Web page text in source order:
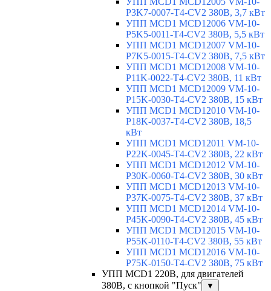
P3K7-0007-T4-CV2 380В, 3,7 кВт
УПП MCD1 MCD12006 VM-10-
P5K5-0011-T4-CV2 380В, 5,5 кВт
УПП MCD1 MCD12007 VM-10-
P7K5-0015-T4-CV2 380В, 7,5 кВт
УПП MCD1 MCD12008 VM-10-
P11K-0022-T4-CV2 380В, 11 кВт
УПП MCD1 MCD12009 VM-10-
P15K-0030-T4-CV2 380В, 15 кВт
УПП MCD1 MCD12010 VM-10-
P18K-0037-T4-CV2 380В, 18,5
кВт
УПП MCD1 MCD12011 VM-10-
P22K-0045-T4-CV2 380В, 22 кВт
УПП MCD1 MCD12012 VM-10-
P30K-0060-T4-CV2 380В, 30 кВт
УПП MCD1 MCD12013 VM-10-
P37K-0075-T4-CV2 380В, 37 кВт
УПП MCD1 MCD12014 VM-10-
P45K-0090-T4-CV2 380В, 45 кВт
УПП MCD1 MCD12015 VM-10-
P55K-0110-T4-CV2 380В, 55 кВт
УПП MCD1 MCD12016 VM-10-
P75K-0150-T4-CV2 380В, 75 кВт
УПП MCD1 220В, для двигателей
380В, с кнопкой "Пуск"
▼